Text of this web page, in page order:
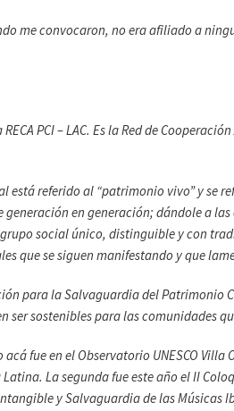
me convocaron, no era afiliado a
PCI – LAC. Es la Red de
referido al “patrimonio vivo” y se
en generación; dándole a
social único, distinguible y con
que se siguen manifestando y que
para la Salvaguardia del
ser sostenibles para las comunidades
fue en el Observatorio UNESCO
La segunda fue este año el II
y Salvaguardia de las Músicas